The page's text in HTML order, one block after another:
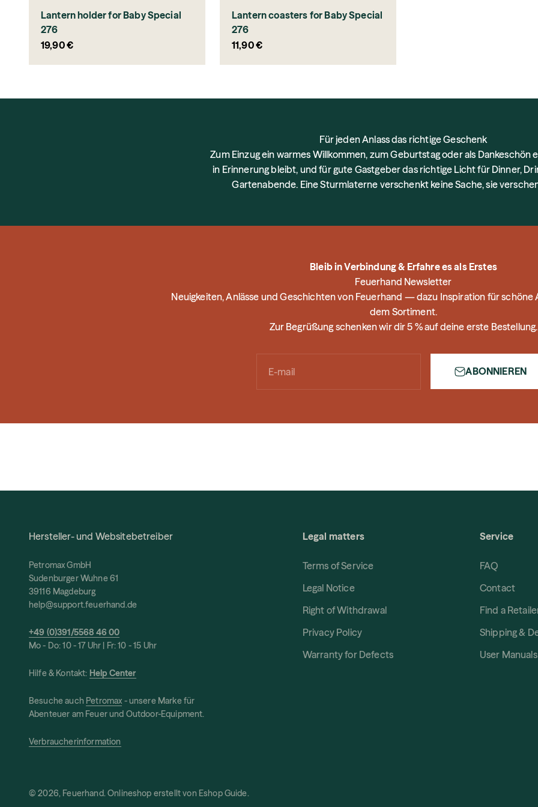
Lantern holder for Baby Special
276
Sale price
19,90 €
Lantern coasters for Baby Special
276
Sale price
11,90 €
Für jeden Anlass das richtige Geschenk
Zum Einzug ein warmes Willkommen, zum Geburtstag oder als Dankeschön
in Erinnerung bleibt, und für gute Gastgeber das richtige Licht für Dinner,
Gartenabende. Eine Sturmlaterne verschenkt keine Sache, sie
Bleib in Verbindung & Erfahre es als Erstes
Feuerhand Newsletter
Neuigkeiten, Anlässe und Geschichten von Feuerhand — dazu Inspiration für schöne
dem Sortiment.
Zur Begrüßung schenken wir dir 5 % auf deine erste Bestellung.
E-mail ABONNIEREN
Hersteller- und Websitebetreiber
Petromax GmbH
Sudenburger Wuhne 61
39116 Magdeburg
help@support.feuerhand.de
+49 (0)391/5568 46 00
Mo - Do: 10 - 17 Uhr | Fr: 10 - 15 Uhr
Hilfe & Kontakt: Help Center
Besuche auch Petromax - unsere Marke für
Abenteuer am Feuer und Outdoor-Equipment.
Verbraucherinformation
Legal matters
Terms of Service
Legal Notice
Right of Withdrawal
Privacy Policy
Warranty for Defects
Service
FAQ
Contact
Find a
Shipping &
User Manuals
© 2026, Feuerhand. Onlineshop erstellt von Eshop Guide.